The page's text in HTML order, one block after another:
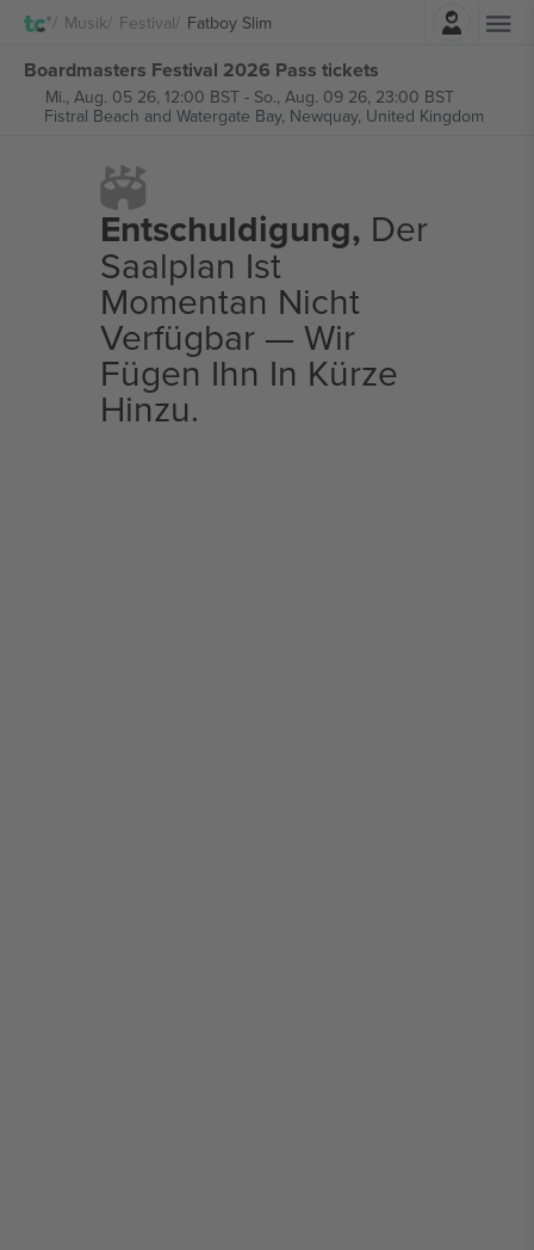
Musik Festival Fatboy Slim
Boardmasters Festival 2026 Pass tickets
Mi., Aug. 05 26, 12:00 BST- So., Aug. 09 26, 23:00 BST
Fistral Beach and Watergate Bay, Newquay, United Kingdom
Entschuldigung, Der
Saalplan Ist
Momentan Nicht
Verfügbar — Wir
Fügen Ihn In Kürze
Hinzu.